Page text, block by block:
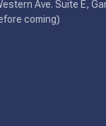
Ave. Suite E,
coming)